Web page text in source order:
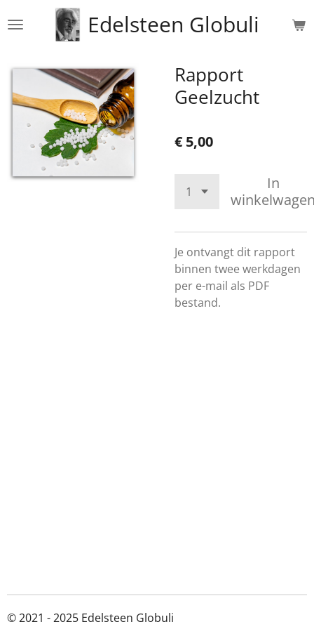
direct
de
hoofdinhoud
Edelsteen Globuli
Rapport
Geelzucht
€ 5,00
In
Je ontvangt dit rapport
binnen twee werkdagen
per e-mail als PDF
bestand.
© 2021 - 2025 Edelsteen Globuli